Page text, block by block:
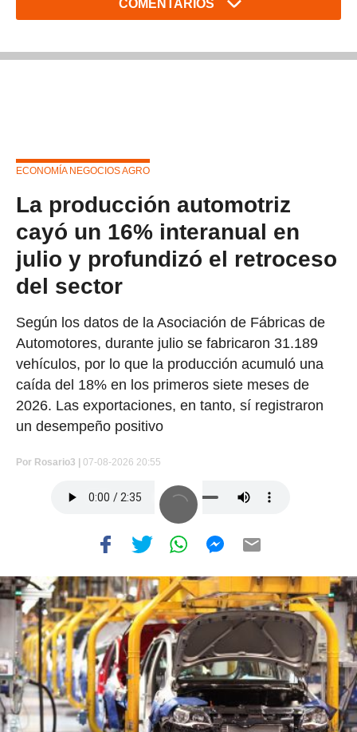
COMENTARIOS